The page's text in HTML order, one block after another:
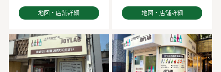
地図・店舗詳細 地図・店舗詳細